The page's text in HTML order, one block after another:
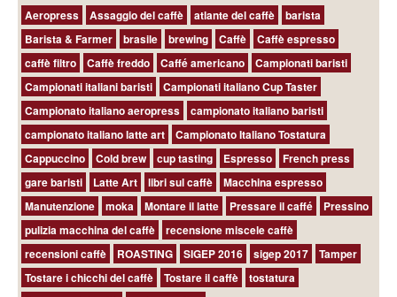
Aeropress Assaggio del caffè atlante del caffè
barista
Barista & Farmer
brasile brewing Caffè
Caffè espresso
caffè filtro
Caffè freddo Caffé americano
Campionati baristi
Campionati italiani baristi
Campionati italiano Cup Taster
Campionato italiano aeropress
campionato italiano baristi
campionato italiano latte art
Campionato Italiano Tostatura
Cappuccino
Cold brew cup tasting Espresso
French press
gare baristi
Latte Art libri sul caffè
Macchina espresso
Manutenzione
moka Montare il latte Pressare il caffé
Pressino
pulizia macchina del caffè
recensione miscele caffè
recensioni caffè
ROASTING SIGEP 2016 sigep 2017
Tamper
Tostare i chicchi del caffè
Tostare il caffè
tostatura